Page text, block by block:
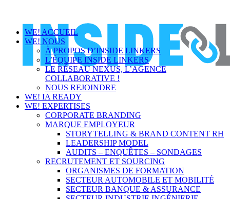
WE! ACCUEIL
WE! NOUS
À PROPOS D’INSIDE LINKERS
L’ÉQUIPE INSIDE LINKERS
LE RÉSEAU NEXUS, L’AGENCE
COLLABORATIVE !
NOUS REJOINDRE
WE! IA READY
WE! EXPERTISES
CORPORATE BRANDING
MARQUE EMPLOYEUR
STORYTELLING & BRAND CONTENT RH
LEADERSHIP MODEL
AUDITS – ENQUÊTES – SONDAGES
RECRUTEMENT ET SOURCING
ORGANISMES DE FORMATION
SECTEUR AUTOMOBILE ET MOBILITÉ
SECTEUR BANQUE & ASSURANCE